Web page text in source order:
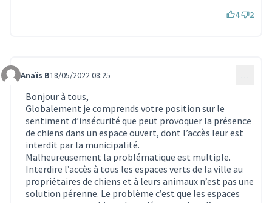
4 2
Commentaire 1487
Anaïs B18/05/2022 08:25 …
Bonjour à tous,
Globalement je comprends votre position sur le
sentiment d’insécurité que peut provoquer la présence
de chiens dans un espace ouvert, dont l’accès leur est
interdit par la municipalité.
Malheureusement la problématique est multiple.
Interdire l’accès à tous les espaces verts de la ville au
propriétaires de chiens et à leurs animaux n’est pas une
solution pérenne. Le problème c’est que les espaces